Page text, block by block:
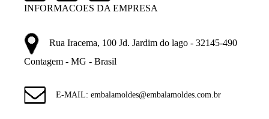
INFORMACOES DA EMPRESA
Rua Iracema, 100 Jd. Jardim do lago - 32145-490
Contagem - MG - Brasil
E-MAIL: embalamoldes@embalamoldes.com.br